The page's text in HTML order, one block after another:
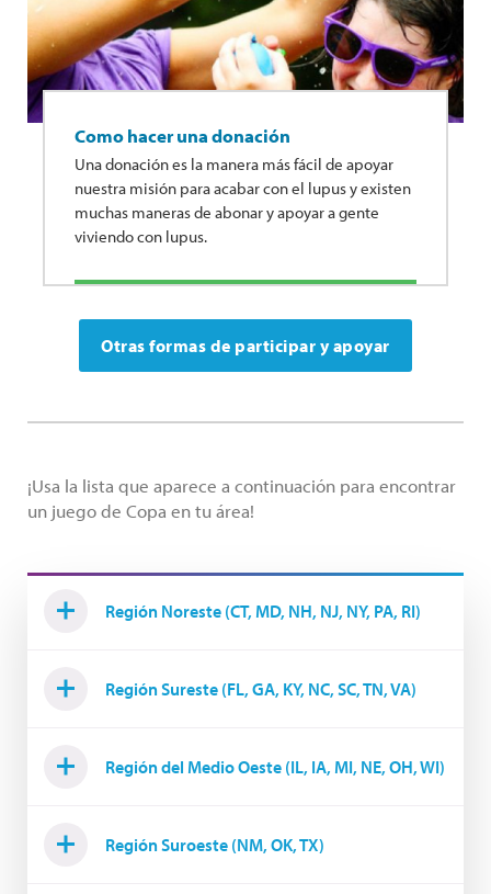
Como hacer una donación
Una donación es la manera más fácil de apoyar
nuestra misión para acabar con el lupus y existen
muchas maneras de abonar y apoyar a gente
viviendo con lupus.
Otras formas de participar y apoyar
¡Usa la lista que aparece a continuación para encontrar
un juego de Copa en tu área!
Región Noreste (CT, MD, NH, NJ, NY, PA, RI)
Región Sureste (FL, GA, KY, NC, SC, TN, VA)
Región del Medio Oeste (IL, IA, MI, NE, OH, WI)
Región Suroeste (NM, OK, TX)